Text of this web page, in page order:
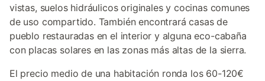
vistas, suelos hidráulicos originales y cocinas comunes
de uso compartido. También encontrará casas de
pueblo restauradas en el interior y alguna eco-cabaña
con placas solares en las zonas más altas de la sierra.
El precio medio de una habitación ronda los 60-120€